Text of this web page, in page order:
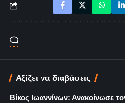
Αξίζει να διαβάσεις
Βίκος Ιωαννίνων: Ανακοίνωσε